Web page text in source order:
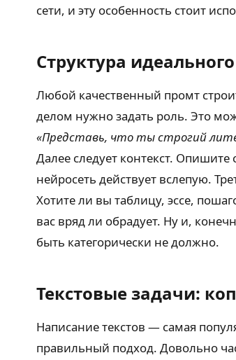
сети, и эту особенность стоит
Структура
Любой качественный промт
делом нужно задать роль. Это
«Представь, что ты строгий
Далее следует контекст.
нейросеть действует вслепую.
Хотите ли вы таблицу, эссе,
вас вряд ли обрадует. Ну и,
быть категорически не должно.
Текстовые задачи:
Написание текстов — самая
правильный подход. Довольно